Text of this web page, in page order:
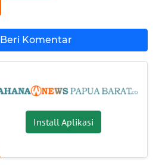
Beri Komentar
Install Aplikasi